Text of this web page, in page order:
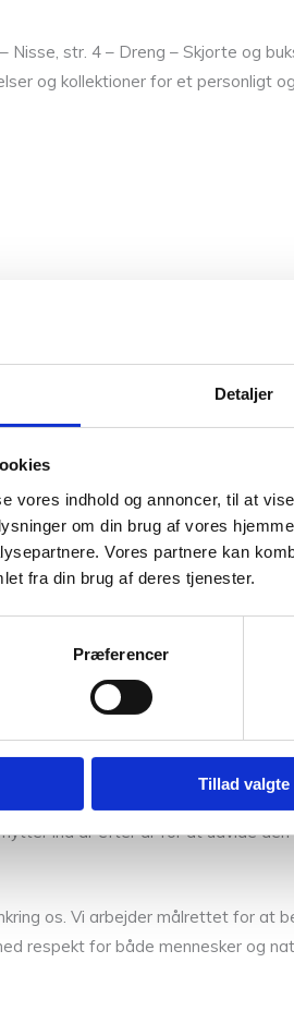
Detaljer
vores indhold og annoncer, til at
om din brug af vores
Vores partnere kan
fra din brug af deres tjenester.
Præferencer
Tillad valgte
str. 4 – Dreng – Skjorte og
og kollektioner for et personligt
og små finurlige detaljer, der gør
drømme. Et legende
ind år efter år for at udvide
os. Vi arbejder målrettet for at
respekt for både mennesker og